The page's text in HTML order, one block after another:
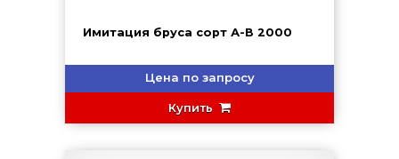
Имитация бруса сорт А-В 2000
Цена по запросу
Купить